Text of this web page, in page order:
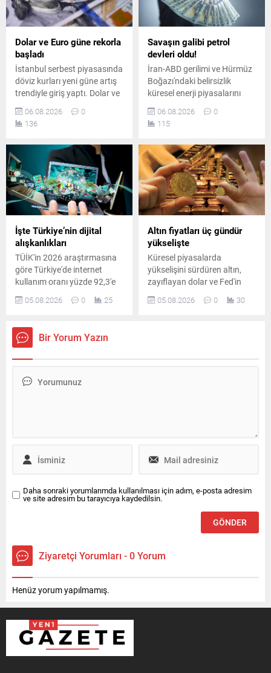
Dolar ve Euro güne rekorla
başladı
İstanbul serbest piyasasında
döviz kurları yeni güne artış
trendiyle giriş yaptı. Dolar ve
seviyelerinin üzerine çıkarak
piyasalarda hareketli bir
06.08.2026
0
136
Savaşın galibi petrol
devleri oldu!
İran-ABD gerilimi ve Hürmüz
Boğazı'ndaki belirsizlik
küresel enerji piyasalarını
büyük sekiz petrol şirketi yılın
ikinci çeyreğinde toplam 93
06.08.2026
0
115
İşte Türkiye’nin dijital
alışkanlıkları
TÜİK'in 2026 araştırmasına
göre Türkiye'de internet
kullanım oranı yüzde 92,3'e
yükseldi. En çok kullanılan
sosyal medya ve
yüzde 90 ile WhatsApp oldu.
05.08.2026 0 25
Altın fiyatları üç gündür
yükselişte
Küresel piyasalarda
yükselişini sürdüren altın,
zayıflayan dolar ve Fed'in
faiz beklentilerindeki
değişimin etkisiyle yeni
05.08.2026 0 30
Bir Yorum Yazın
Daha sonraki yorumlarımda kullanılması için adım, e-posta adresim
ve site adresim bu tarayıcıya kaydedilsin.
Ziyaretçi Yorumları - 0 Yorum
Henüz yorum yapılmamış.